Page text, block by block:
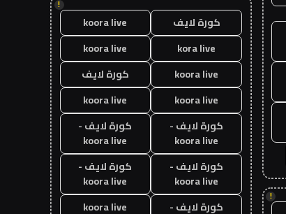
!
!
كورة لايف
koora live
kora live
koora live
koora live
كورة لايف
koora live
koora live
كورة لايف -
koora live
كورة لايف -
koora live
كورة لايف -
koora live
كورة لايف -
koora live
كورة لايف -
koora live